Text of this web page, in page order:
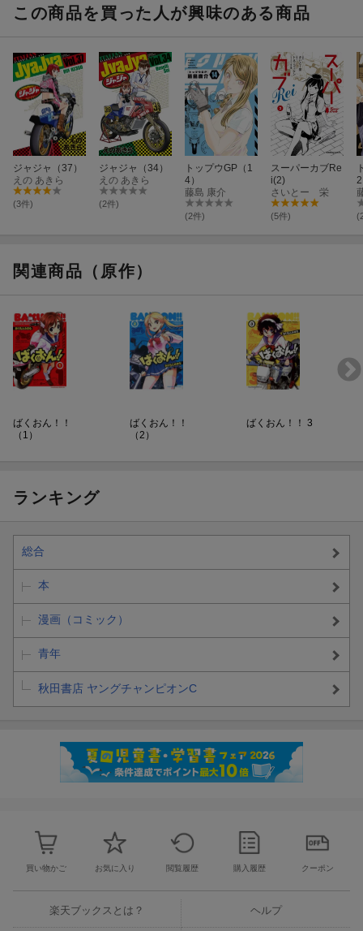
この商品を買った人が興味のある商品
ジャジャ（37）
えの あきら
(3件)
ジャジャ（34）
えの あきら
(2件)
トップウGP（1
4）
藤島 康介
(2件)
スーパーカブRe
i(2)
さいとー 栄
(5件)
関連商品（原作）
ばくおん！！
（1）
ばくおん！！
（2）
ばくおん！！ 3
ランキング
総合
本
漫画（コミック）
青年
秋田書店 ヤングチャンピオンC
買い物かご お気に入り 閲覧履歴 購入履歴 クーポン
楽天ブックスとは？ ヘルプ